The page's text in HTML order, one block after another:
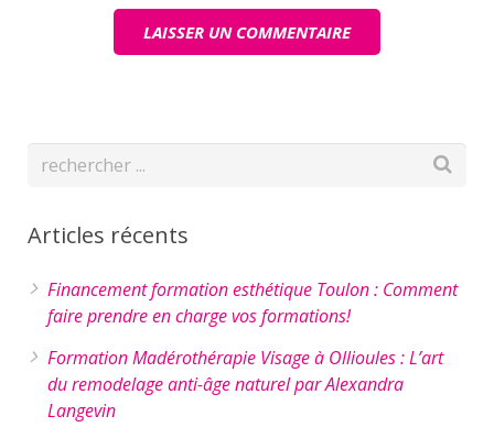
Articles récents
Financement formation esthétique Toulon : Comment
faire prendre en charge vos formations!
Formation Madérothérapie Visage à Ollioules : L’art
du remodelage anti-âge naturel par Alexandra
Langevin